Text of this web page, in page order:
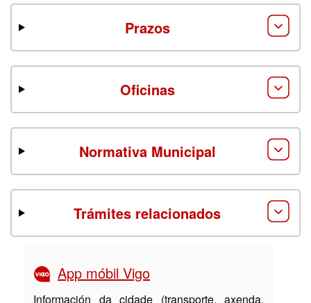
Prazos
Oficinas
Normativa Municipal
Trámites relacionados
App móbil Vigo
Información da cidade (transporte, axenda,